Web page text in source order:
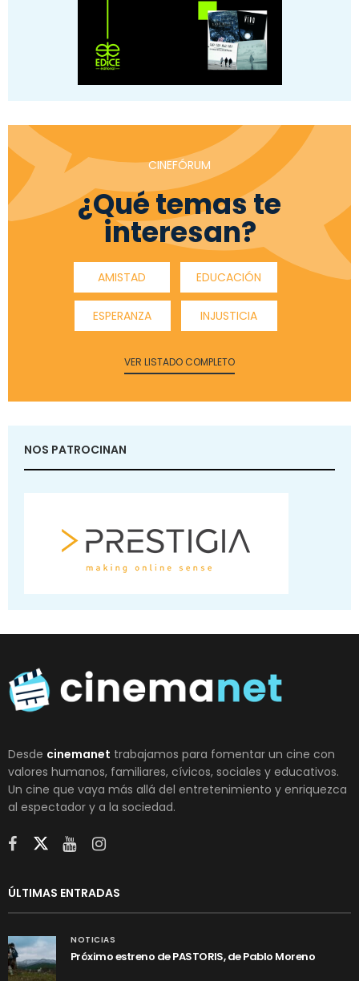
CINEFÓRUM
¿Qué temas te
interesan?
AMISTAD EDUCACIÓN
ESPERANZA INJUSTICIA
VER LISTADO COMPLETO
NOS PATROCINAN
Desde cinemanet trabajamos para fomentar un cine con
valores humanos, familiares, cívicos, sociales y educativos.
Un cine que vaya más allá del entretenimiento y enriquezca
al espectador y a la sociedad.
ÚLTIMAS ENTRADAS
NOTICIAS
Próximo estreno de PASTORIS, de Pablo Moreno